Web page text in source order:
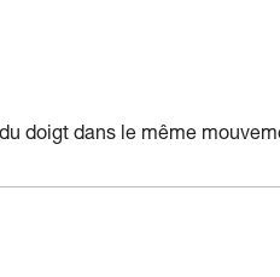
doigt dans le même